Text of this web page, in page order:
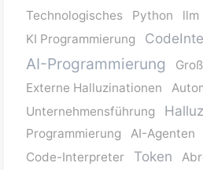
Technologisches
Python llm
KI Programmierung
AI-Programmierung
Externe Halluzinationen
Unternehmensführung
Programmierung AI-Agenten
Code-Interpreter
Token